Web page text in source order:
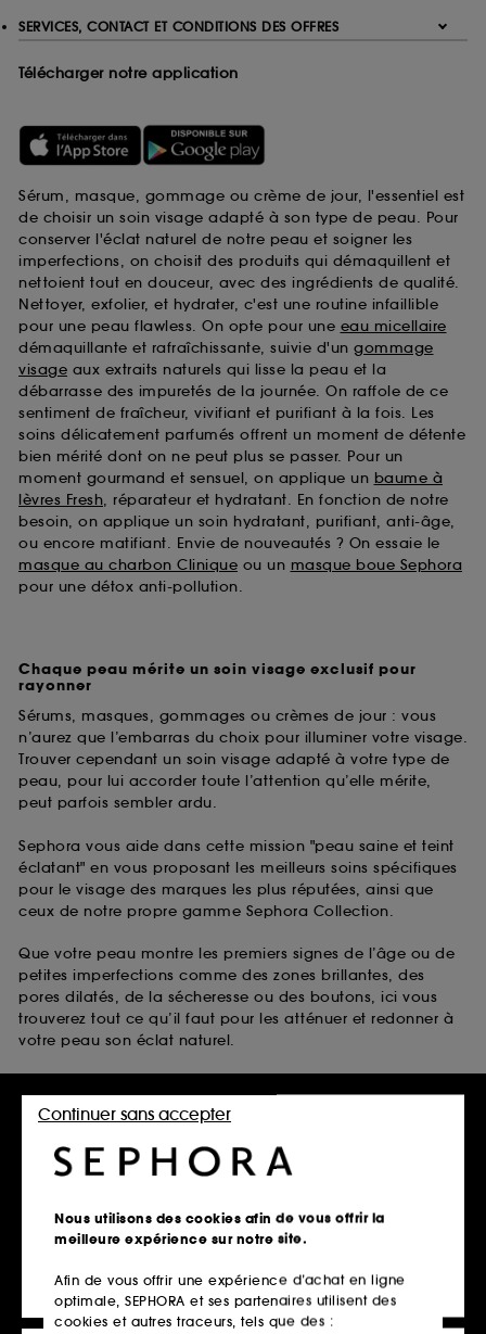
SERVICES, CONTACT ET CONDITIONS DES OFFRES
Télécharger notre application
Sérum, masque, gommage ou crème de jour, l'essentiel est
de choisir un soin visage adapté à son type de peau. Pour
conserver l'éclat naturel de notre peau et soigner les
imperfections, on choisit des produits qui démaquillent et
nettoient tout en douceur, avec des ingrédients de qualité.
Nettoyer, exfolier, et hydrater, c'est une routine infaillible
pour une peau flawless. On opte pour une eau micellaire
démaquillante et rafraîchissante, suivie d'un gommage
visage aux extraits naturels qui lisse la peau et la
débarrasse des impuretés de la journée. On raffole de ce
sentiment de fraîcheur, vivifiant et purifiant à la fois. Les
soins délicatement parfumés offrent un moment de détente
bien mérité dont on ne peut plus se passer. Pour un
moment gourmand et sensuel, on applique un baume à
lèvres Fresh, réparateur et hydratant. En fonction de notre
besoin, on applique un soin hydratant, purifiant, anti-âge,
ou encore matifiant. Envie de nouveautés ? On essaie le
masque au charbon Clinique ou un masque boue Sephora
pour une détox anti-pollution.
Chaque peau mérite un soin visage exclusif pour
rayonner
Sérums, masques, gommages ou crèmes de jour : vous
n’aurez que l’embarras du choix pour illuminer votre visage.
Trouver cependant un soin visage adapté à votre type de
peau, pour lui accorder toute l’attention qu’elle mérite,
peut parfois sembler ardu.
Sephora vous aide dans cette mission "peau saine et teint
éclatant" en vous proposant les meilleurs soins spécifiques
pour le visage des marques les plus réputées, ainsi que
ceux de notre propre gamme Sephora Collection.
Que votre peau montre les premiers signes de l’âge ou de
petites imperfections comme des zones brillantes, des
pores dilatés, de la sécheresse ou des boutons, ici vous
trouverez tout ce qu’il faut pour les atténuer et redonner à
votre peau son éclat naturel.
les soins anti-taches visage anti-âge de Clarins
les soins pour peaux grasses de The Inkey List
les soins pour peaux sèches de belif
Disponibles avec bien d’autres soins pour la peau du
visage dans notre vitrine en ligne scintillante.
Nous utilisons des cookies afin de vous offrir la
meilleure expérience sur notre site.
Afin de vous offrir une expérience d’achat en ligne
optimale, SEPHORA et ses partenaires utilisent des
cookies et autres traceurs, tels que des :
Continuer sans accepter